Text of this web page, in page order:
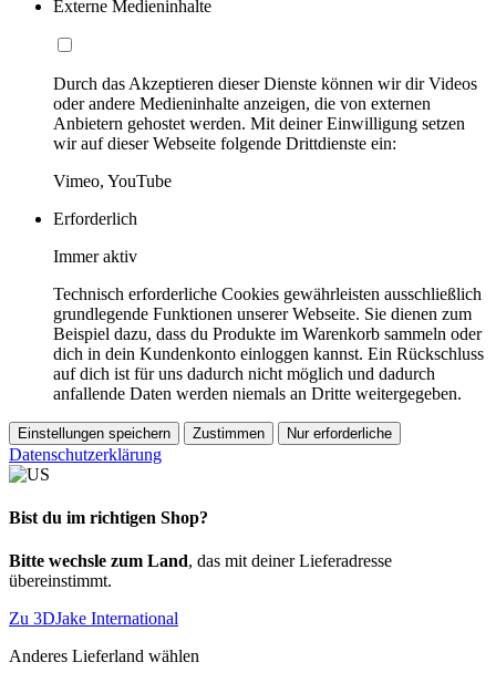
Externe Medieninhalte
Durch das Akzeptieren dieser Dienste können wir dir Videos
oder andere Medieninhalte anzeigen, die von externen
Anbietern gehostet werden. Mit deiner Einwilligung setzen
wir auf dieser Webseite folgende Drittdienste ein:
Vimeo, YouTube
Erforderlich
Immer aktiv
Technisch erforderliche Cookies gewährleisten ausschließlich
grundlegende Funktionen unserer Webseite. Sie dienen zum
Beispiel dazu, dass du Produkte im Warenkorb sammeln oder
dich in dein Kundenkonto einloggen kannst. Ein Rückschluss
auf dich ist für uns dadurch nicht möglich und dadurch
anfallende Daten werden niemals an Dritte weitergegeben.
Einstellungen speichern Zustimmen Nur erforderliche
Datenschutzerklärung
Bist du im richtigen Shop?
Bitte wechsle zum Land, das mit deiner Lieferadresse
übereinstimmt.
Zu 3DJake International
Anderes Lieferland wählen